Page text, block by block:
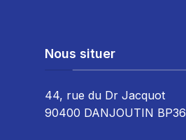
Nous situer
44, rue du Dr Jacquot
90400 DANJOUTIN BP36